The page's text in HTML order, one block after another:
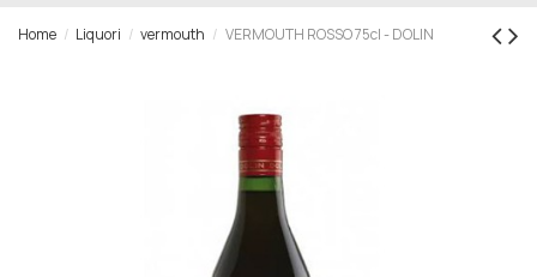
Home Liquori vermouth VERMOUTH ROSSO 75cl - DOLIN